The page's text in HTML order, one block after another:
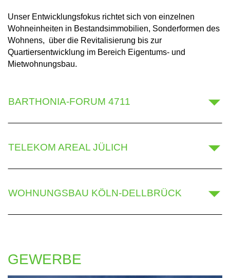
Unser Entwicklungsfokus richtet sich von einzelnen
Wohneinheiten in Bestandsimmobilien, Sonderformen des
Wohnens, über die Revitalisierung bis zur
Quartiersentwicklung im Bereich Eigentums- und
Mietwohnungsbau.
BARTHONIA-FORUM 4711
TELEKOM AREAL JÜLICH
WOHNUNGSBAU KÖLN-DELLBRÜCK
GEWERBE